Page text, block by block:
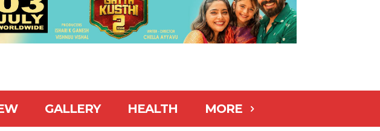
GALLERY HEALTH MORE